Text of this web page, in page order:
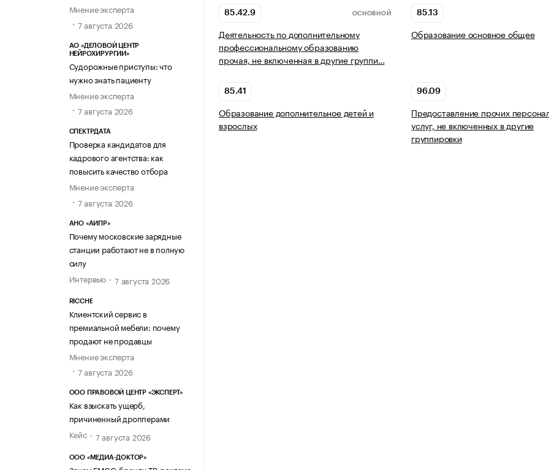
Мнение эксперта
7 августа 2026
АО «ДЕЛОВОЙ ЦЕНТР
НЕЙРОХИРУРГИИ»
Судорожные приступы: что
нужно знать пациенту
Мнение эксперта
7 августа 2026
СПЕКТРДАТА
Проверка кандидатов для
кадрового агентства: как
повысить качество отбора
Мнение эксперта
7 августа 2026
АНО «АИПР»
Почему московские зарядные
станции работают не в полную
силу
Интервью
7 августа 2026
RICCHE
Клиентский сервис в
премиальной мебели: почему
продают не продавцы
Мнение эксперта
7 августа 2026
ООО ПРАВОВОЙ ЦЕНТР «ЭКСПЕРТ»
Как взыскать ущерб,
причиненный дропперами
Кейс
7 августа 2026
ООО «МЕДИА-ДОКТОР»
85.42.9 ОСНОВНОЙ
Деятельность по дополнительному
профессиональному образованию
прочая, не включенная в другие группи…
85.13
Образование основное общее
85.41
Образование дополнительное детей и
взрослых
96.09
Предоставление прочих
услуг, не включенных в другие
группировки